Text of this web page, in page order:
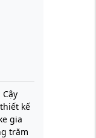
kế
gia
trăm